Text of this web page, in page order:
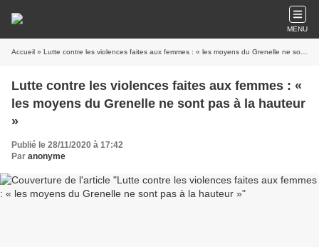
MENU
Accueil » Lutte contre les violences faites aux femmes : « les moyens du Grenelle ne sont pas à la hauteur »
Lutte contre les violences faites aux femmes : «
les moyens du Grenelle ne sont pas à la hauteur
»
Publié le 28/11/2020 à 17:42
Par anonyme